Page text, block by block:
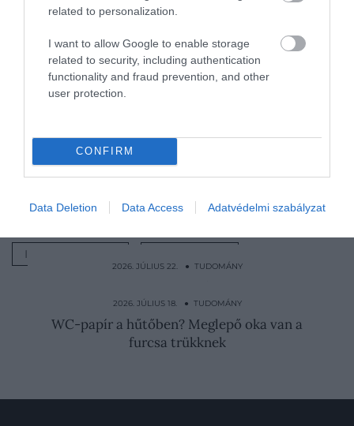
related to personalization.
I want to allow Google to enable storage
related to security, including authentication
functionality and fraud prevention, and other
user protection.
CONFIRM
Data Deletion Data Access Adatvédelmi szabályzat
– idézi a portál a tanulmányt, amiben megemlítik:
T. rexek rendkívül szociális lények voltak,
hordában vadásztak, de ez nem jelenti azt, hogy
különösebben értelmesek is lettek volna.
fejlett kognitív képességeik
TYRANNOSAURUS REX
INTELLIGENCIA
2026. JÚLIUS 22. ● TUDOMÁNY
belehalt
2026. JÚLIUS 18. ● TUDOMÁNY
WC-papír a hűtőben? Meglepő oka van a
furcsa trükknek